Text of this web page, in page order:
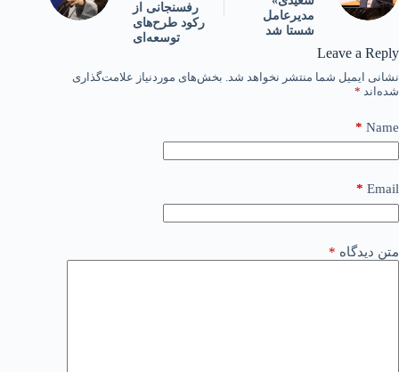
مدیرعامل
شستا شد
رفسنجانی از
رکود طرح‌های
توسعه‌ای
Leave a Reply
نشانی ایمیل شما منتشر نخواهد شد. بخش‌های موردنیاز علامت‌گذاری
شده‌اند *
Name
*
Email
*
متن دیدگاه *